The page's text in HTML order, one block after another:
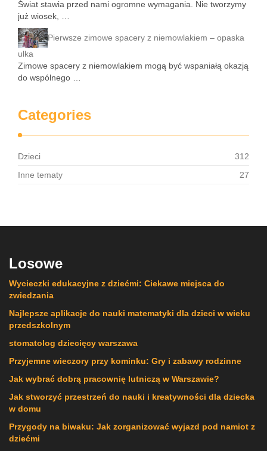
Świat stawia przed nami ogromne wymagania. Nie tworzymy
już wiosek, …
Pierwsze zimowe spacery z niemowlakiem – opaska
ulka
Zimowe spacery z niemowlakiem mogą być wspaniałą okazją
do wspólnego …
Categories
Dzieci
312
Inne tematy
27
Losowe
Wycieczki edukacyjne z dziećmi: Ciekawe miejsca do
zwiedzania
Najlepsze aplikacje do nauki matematyki dla dzieci w wieku
przedszkolnym
stomatolog dziecięcy warszawa
Przyjemne wieczory przy kominku: Gry i zabawy rodzinne
Jak wybrać dobrą pracownię lutniczą w Warszawie?
Jak stworzyć przestrzeń do nauki i kreatywności dla dziecka
w domu
Przygody na biwaku: Jak zorganizować wyjazd pod namiot z
dziećmi